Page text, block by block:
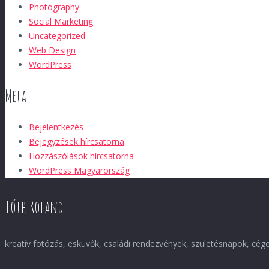
Photography
Social Marketing
Uncategorized
Web Design
WordPress
Meta
Bejelentkezés
Bejegyzések hírcsatorna
Hozzászólások hírcsatorna
WordPress Magyarország
Tóth Roland
kreatív fotózás, esküvők, családi rendezvények, születésnapok,